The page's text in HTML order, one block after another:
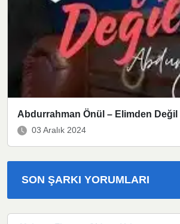
Abdurrahman Önül – Elimden Değil
03 Aralık 2024
SON ŞARKI YORUMLARI